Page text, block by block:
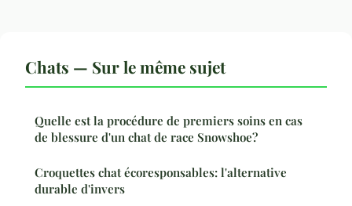
Chats — Sur le même sujet
Quelle est la procédure de premiers soins en cas
de blessure d'un chat de race Snowshoe?
Croquettes chat écoresponsables: l'alternative
durable d'invers